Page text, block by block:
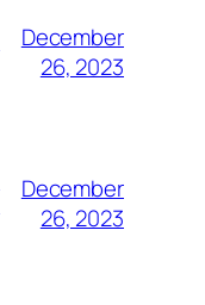
December
26, 2023
December
26, 2023